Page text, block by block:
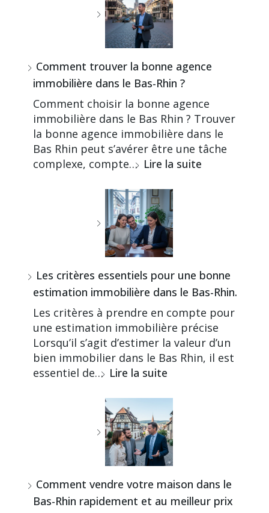
Comment trouver la bonne agence
immobilière dans le Bas-Rhin ?
Comment choisir la bonne agence
immobilière dans le Bas Rhin ? Trouver
la bonne agence immobilière dans le
Bas Rhin peut s’avérer être une tâche
complexe, compte… Lire la suite
Les critères essentiels pour une bonne
estimation immobilière dans le Bas-Rhin.
Les critères à prendre en compte pour
une estimation immobilière précise
Lorsqu’il s’agit d’estimer la valeur d’un
bien immobilier dans le Bas Rhin, il est
essentiel de… Lire la suite
Comment vendre votre maison dans le
Bas-Rhin rapidement et au meilleur prix